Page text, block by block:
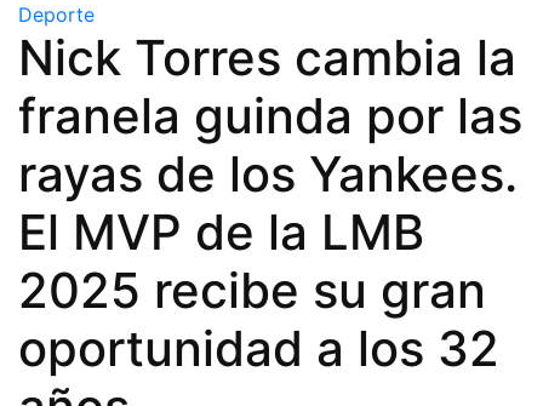
Deporte
Nick Torres cambia la
franela guinda por las
rayas de los Yankees.
El MVP de la LMB
2025 recibe su gran
oportunidad a los 32